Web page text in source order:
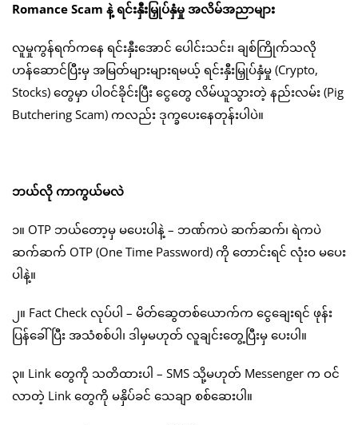
Romance Scam နဲ့ ရင်းနှီးမြှုပ်နှံမှု အလိမ်အညာများ
လူမှုကွန်ရက်ကနေ ရင်းနှီးအောင် ပေါင်းသင်း၊ ချစ်ကြိုက်သလို
ဟန်ဆောင်ပြီးမှ အမြတ်များများရမယ့် ရင်းနှီးမြှုပ်နှံမှု (Crypto,
Stocks) တွေမှာ ပါဝင်ခိုင်းပြီး ငွေတွေ လိမ်ယူသွားတဲ့ နည်းလမ်း (Pig
Butchering Scam) ကလည်း ဒုက္ခပေးနေတုန်းပါပဲ။
ဘယ်လို ကာကွယ်မလဲ
၁။ OTP ဘယ်တော့မှ မပေးပါနဲ့ – ဘဏ်ကပဲ ဆက်ဆက်၊ ရဲကပဲ
ဆက်ဆက် OTP (One Time Password) ကို တောင်းရင် လုံးဝ မပေး
ပါနဲ့။
၂။ Fact Check လုပ်ပါ – မိတ်ဆွေတစ်ယောက်က ငွေချေးရင် ဖုန်း
ပြန်ခေါ်ပြီး အသံစစ်ပါ၊ ဒါမှမဟုတ် လူချင်းတွေ့ပြီးမှ ပေးပါ။
၃။ Link တွေကို သတိထားပါ – SMS သို့မဟုတ် Messenger က ဝင်
လာတဲ့ Link တွေကို မနှိပ်ခင် သေချာ စစ်ဆေးပါ။